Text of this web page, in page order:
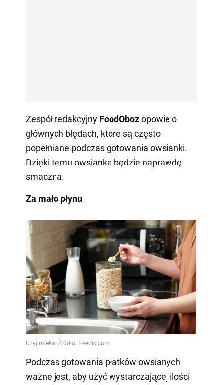
Zespół redakcyjny FoodObozopowie o
głównych błędach, które są często
popełniane podczas gotowania owsianki.
Dzięki temu owsianka będzie naprawdę
smaczna.
Za mało płynu
Podczas gotowania płatków owsianych
ważne jest, aby użyć wystarczającej ilości